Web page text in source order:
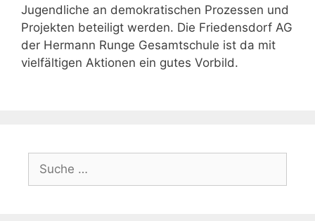
Jugendliche an demokratischen Prozessen und
Projekten beteiligt werden. Die Friedensdorf AG
der Hermann Runge Gesamtschule ist da mit
vielfältigen Aktionen ein gutes Vorbild.
Suche
nach: